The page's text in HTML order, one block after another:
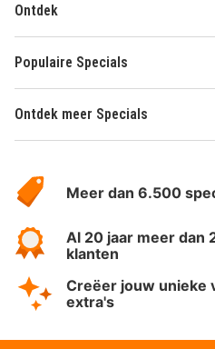
Ontdek
Populaire Specials
Ontdek meer Specials
HotelSpecials
Meer dan 6.500
Al 20 jaar meer dan
klanten
Creëer jouw unieke
extra's